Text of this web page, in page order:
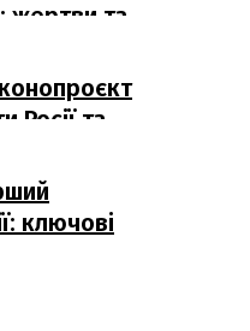
жертви та
Росії та
ключові